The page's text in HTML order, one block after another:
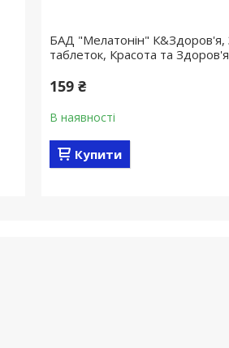
БАД "Мелатонін" К&Здоров'я,
таблеток, Красота та Здоров'я
159 ₴
В наявності
Купити